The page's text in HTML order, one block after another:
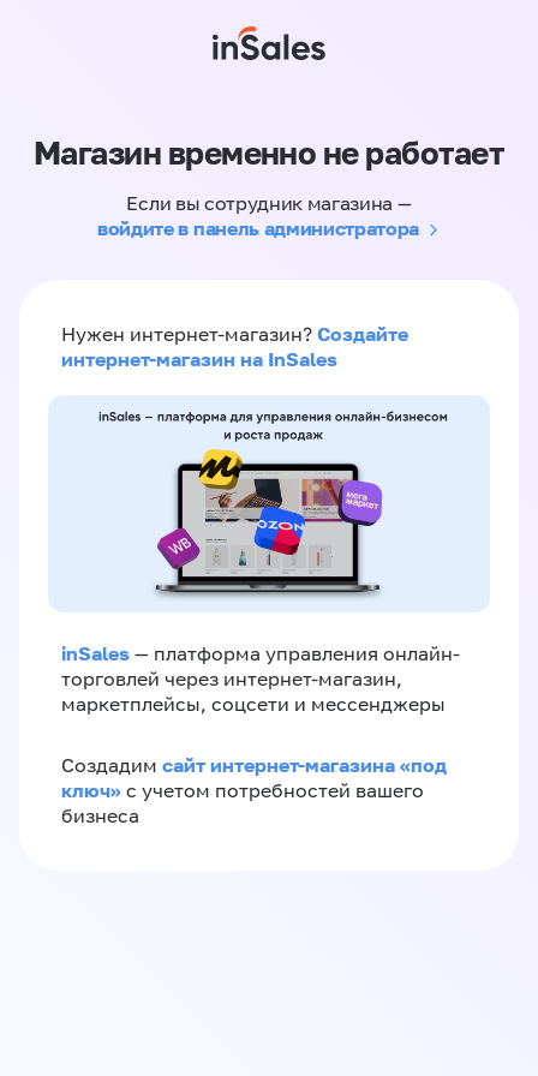
Магазин временно не работает
Если вы сотрудник магазина —
войдите в панель администратора
Нужен интернет-магазин? Создайте
интернет-магазин на InSales
inSales — платформа управления онлайн-
торговлей через интернет-магазин,
маркетплейсы, соцсети и мессенджеры
Создадим сайт интернет-магазина «под
ключ» с учетом потребностей вашего
бизнеса